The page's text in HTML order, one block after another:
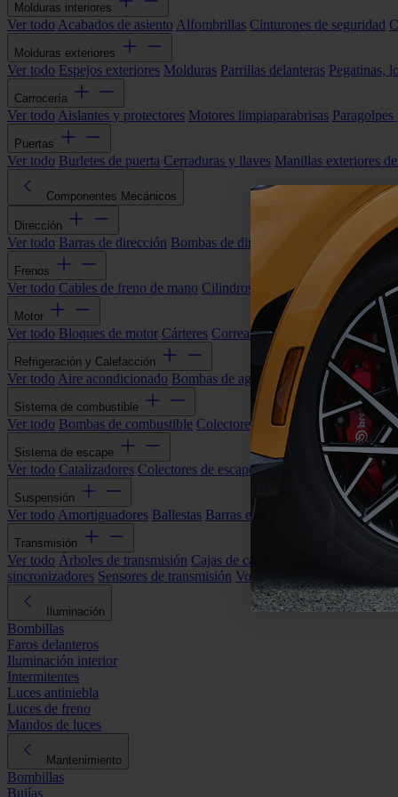
Molduras interiores
Ver todo Acabados de asiento Alfombrillas Cinturones de seguridad
Molduras exteriores
Ver todo Espejos exteriores Molduras Parrillas delanteras Pegatinas,
Carrocería
Ver todo Aislantes y protectores Motores limpiaparabrisas
Puertas
Ver todo Burletes de puerta Cerraduras y llaves Manillas exteriores
Componentes Mecánicos
Dirección
Ver todo Barras de dirección Bombas de dirección asistida
Frenos
Ver todo Cables de freno de mano Cilindros de freno Componentes
Motor
Ver todo Bloques de motor Cárteres Correas alternador Correas y
Refrigeración y Calefacción
Ver todo Aire acondicionado Bombas de agua Electroventiladores
Sistema de combustible
Ver todo Bombas de combustible Colectores de admisión Filtros de
Sistema de escape
Ver todo Catalizadores Colectores de escape Filtros de partículas
Suspensión
Ver todo Amortiguadores Ballestas Barras estabilizadoras Bieletas y
Transmisión
Ver todo Árboles de transmisión Cajas de cambios automáticas
sincronizadores Sensores de transmisión Volantes de motor
Iluminación
Bombillas
Faros delanteros
Iluminación interior
Intermitentes
Luces antiniebla
Luces de freno
Mandos de luces
Mantenimiento
Bombillas
Bujías